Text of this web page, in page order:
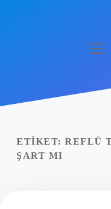
Politikası
Yasal Uyarı
ETIKET: REFLÜ
ŞART MI